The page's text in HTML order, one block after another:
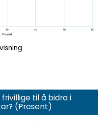
til å bidra i
(Prosent)